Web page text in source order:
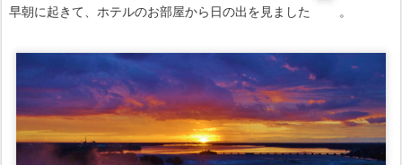
早朝に起きて、ホテルのお部屋から日の出を見ました 。